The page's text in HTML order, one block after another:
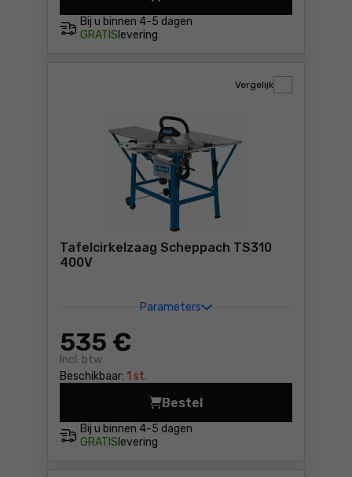
Bij u binnen 4-5 dagen
GRATIS levering
Tafelcirkelzaag Scheppach TS310
400V
Parameters
535 €
Incl. btw
Beschikbaar: 1 st.
Vergelijk
Bij u binnen 4-5 dagen
GRATIS levering
Bestel
Tafelcirkelzaag